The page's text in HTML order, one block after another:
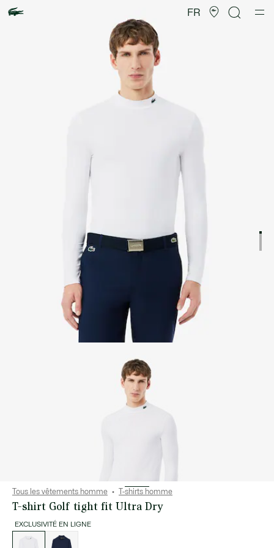
FR
d’images
produit
Tous les vêtements homme T-shirts homme
T-shirt Golf tight fit Ultra Dry
EXCLUSIVITÉ EN LIGNE